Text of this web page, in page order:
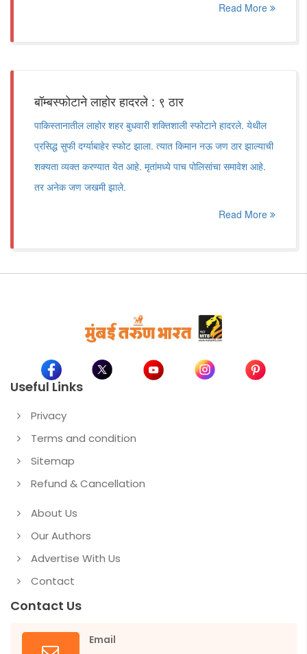
Read More
बॉम्बस्फोटाने लाहोर हादरले : ९ ठार
पाकिस्तानातील लाहोर शहर बुधवारी शक्तिशाली स्फोटाने हादरले. येथील
प्रसिद्ध सुफी दर्ग्याबाहेर स्फोट झाला. त्यात किमान नऊ जण ठार झाल्याची
शक्यता व्यक्त करण्यात येत आहे. मृतांमध्ये पाच पोलिसांचा समावेश आहे.
तर अनेक जण जखमी झाले.
Read More
Useful Links
Privacy
Terms and condition
Sitemap
Refund & Cancellation
About Us
Our Authors
Advertise With Us
Contact
Contact Us
Email